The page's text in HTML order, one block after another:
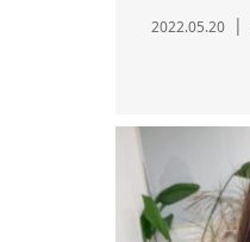
2022.05.20